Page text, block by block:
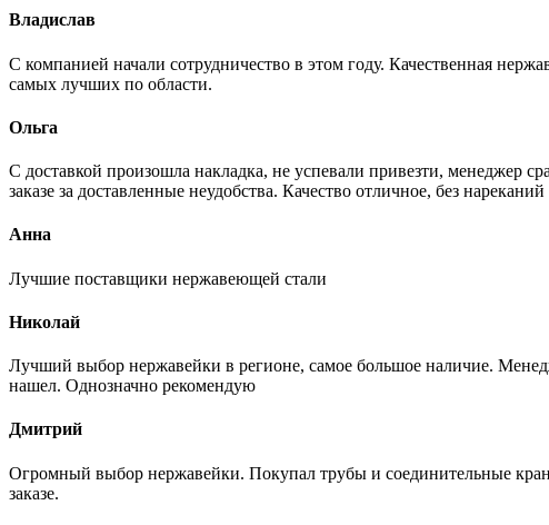
Владислав
С компанией начали сотрудничество в этом году. Качественная
самых лучших по области.
Ольга
С доставкой произошла накладка, не успевали привезти, менеджер
заказе за доставленные неудобства. Качество отличное, без нареканий
Анна
Лучшие поставщики нержавеющей стали
Николай
Лучший выбор нержавейки в регионе, самое большое наличие.
нашел. Однозначно рекомендую
Дмитрий
Огромный выбор нержавейки. Покупал трубы и соединительные
заказе.